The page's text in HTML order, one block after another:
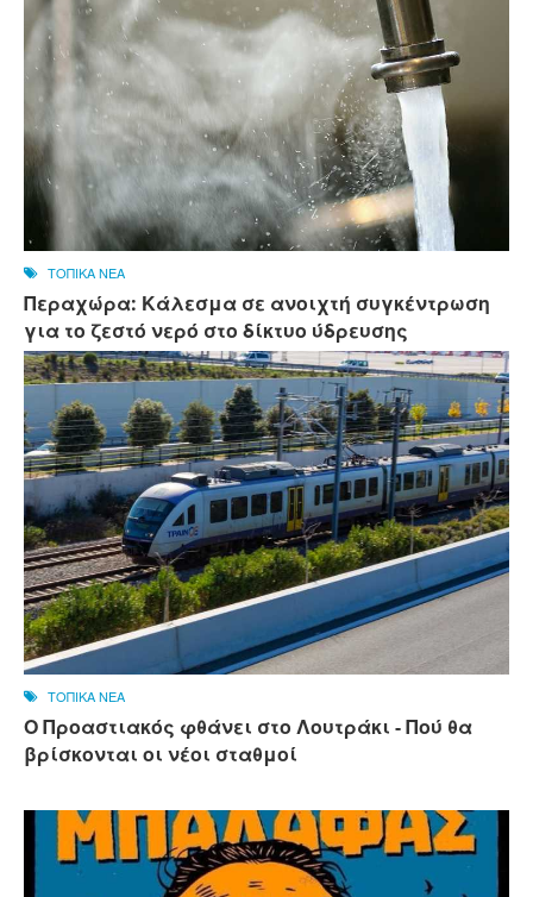
ΤΟΠΙΚΑ ΝΕΑ
Περαχώρα: Κάλεσμα σε ανοιχτή συγκέντρωση
για το ζεστό νερό στο δίκτυο ύδρευσης
ΤΟΠΙΚΑ ΝΕΑ
Ο Προαστιακός φθάνει στο Λουτράκι - Πού θα
βρίσκονται οι νέοι σταθμοί